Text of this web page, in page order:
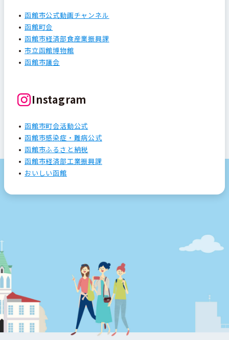
函館市公式動画チャンネル
函館町会
函館市経済部食産業振興課
市立函館博物館
函館市議会
Instagram
函館市町会活動公式
函館市感染症・難病公式
函館市ふるさと納税
函館市経済部工業振興課
おいしい函館